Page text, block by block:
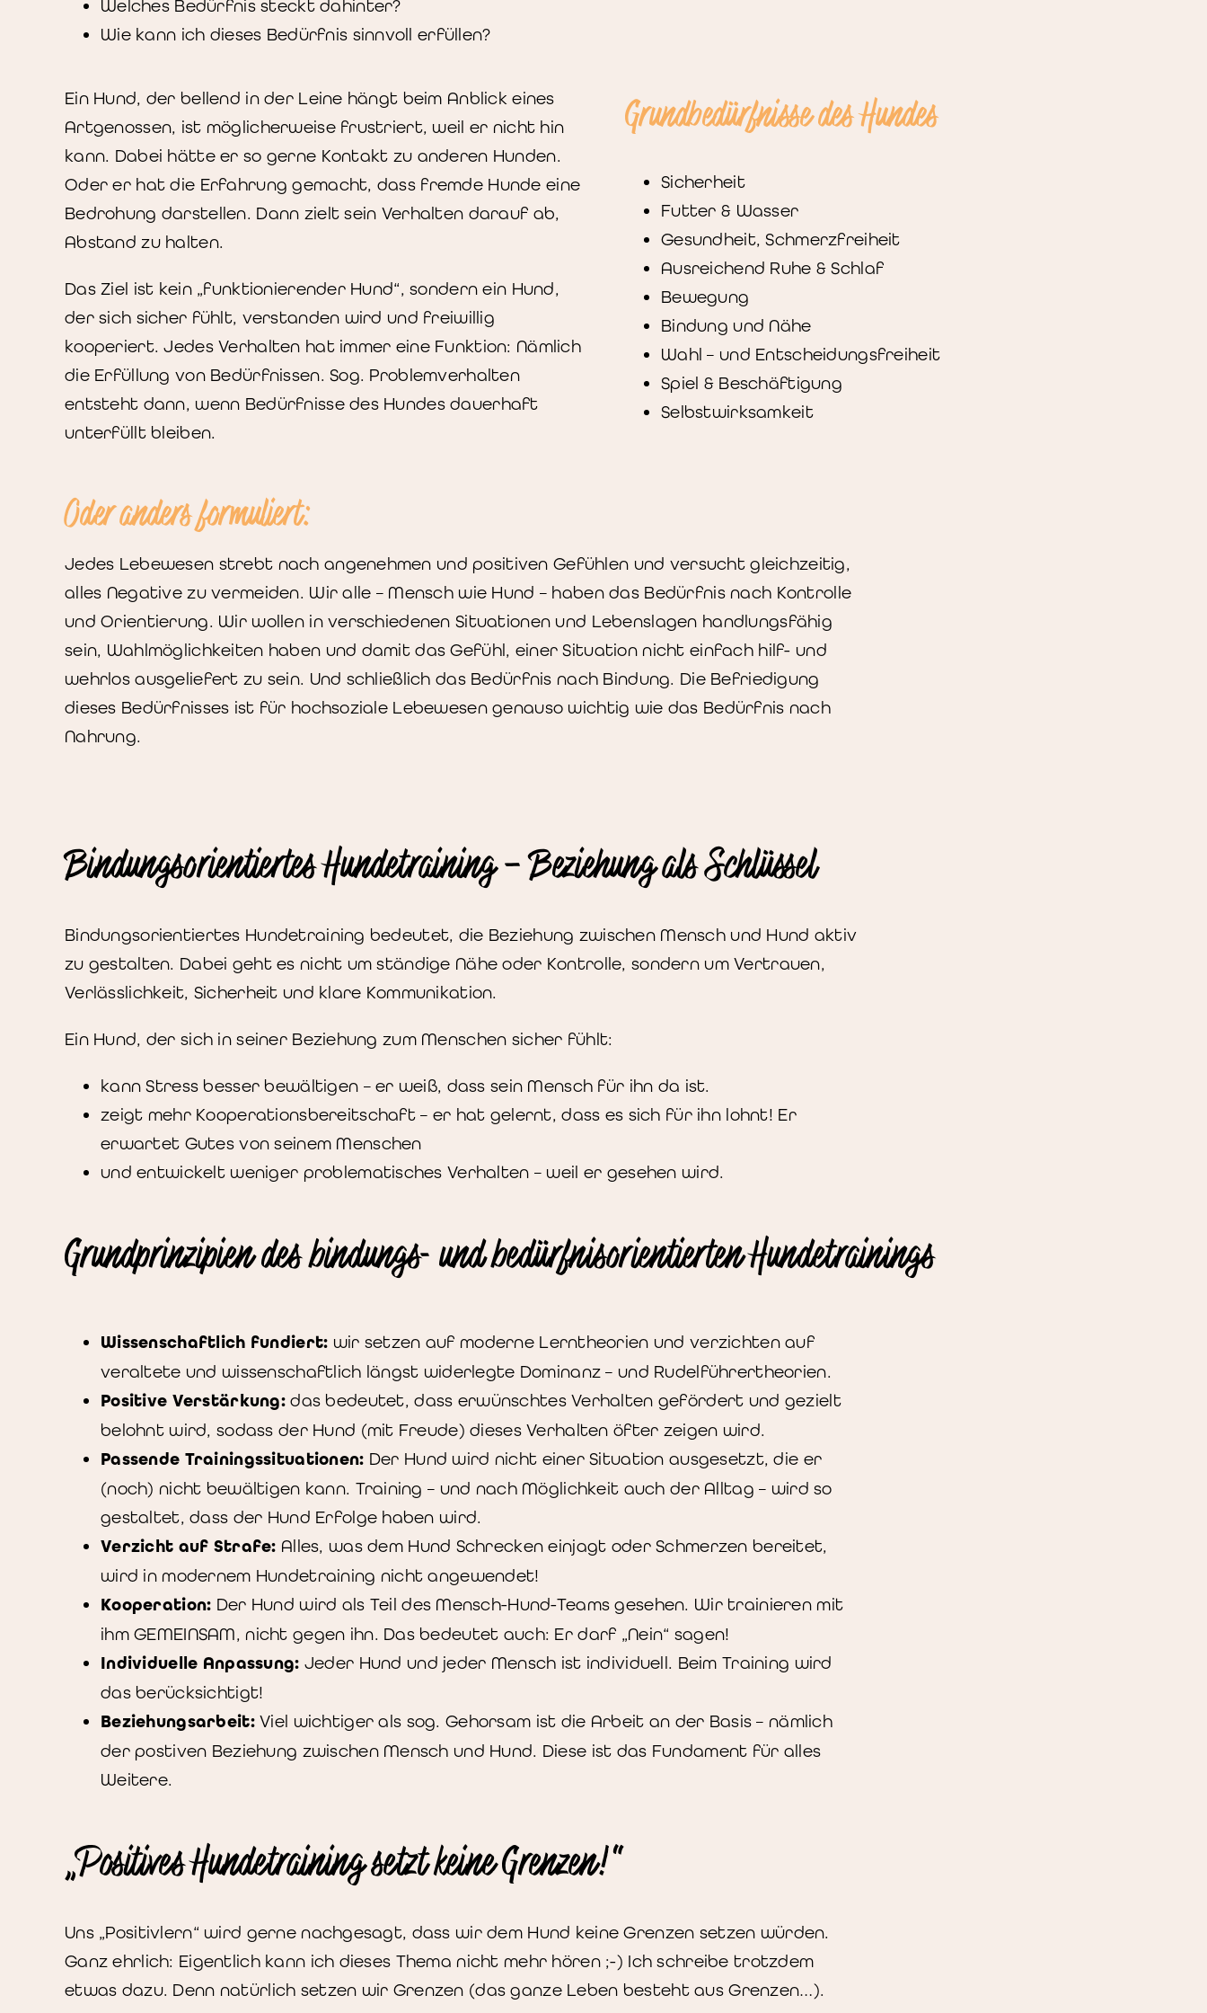
Welches Bedürfnis steckt dahinter?
Wie kann ich dieses Bedürfnis sinnvoll erfüllen?
Ein Hund, der bellend in der Leine hängt beim Anblick eines
Artgenossen, ist möglicherweise frustriert, weil er nicht hin
kann. Dabei hätte er so gerne Kontakt zu anderen Hunden.
Oder er hat die Erfahrung gemacht, dass fremde Hunde eine
Bedrohung darstellen. Dann zielt sein Verhalten darauf ab,
Abstand zu halten.
Das Ziel ist kein „funktionierender Hund“, sondern ein Hund,
der sich sicher fühlt, verstanden wird und freiwillig
kooperiert. Jedes Verhalten hat immer eine Funktion: Nämlich
die Erfüllung von Bedürfnissen. Sog. Problemverhalten
entsteht dann, wenn Bedürfnisse des Hundes dauerhaft
unterfüllt bleiben.
Grundbedürfnisse des Hundes
Sicherheit
Futter & Wasser
Gesundheit, Schmerzfreiheit
Ausreichend Ruhe & Schlaf
Bewegung
Bindung und Nähe
Wahl – und Entscheidungsfreiheit
Spiel & Beschäftigung
Selbstwirksamkeit
Oder anders formuliert:
Jedes Lebewesen strebt nach angenehmen und positiven Gefühlen und versucht gleichzeitig,
alles Negative zu vermeiden. Wir alle – Mensch wie Hund – haben das Bedürfnis nach Kontrolle
und Orientierung. Wir wollen in verschiedenen Situationen und Lebenslagen handlungsfähig
sein, Wahlmöglichkeiten haben und damit das Gefühl, einer Situation nicht einfach hilf- und
wehrlos ausgeliefert zu sein. Und schließlich das Bedürfnis nach Bindung. Die Befriedigung
dieses Bedürfnisses ist für hochsoziale Lebewesen genauso wichtig wie das Bedürfnis nach
Nahrung.
Bindungsorientiertes Hundetraining – Beziehung als Schlüssel
Bindungsorientiertes Hundetraining bedeutet, die Beziehung zwischen Mensch und Hund aktiv
zu gestalten. Dabei geht es nicht um ständige Nähe oder Kontrolle, sondern um Vertrauen,
Verlässlichkeit, Sicherheit und klare Kommunikation.
Ein Hund, der sich in seiner Beziehung zum Menschen sicher fühlt:
kann Stress besser bewältigen – er weiß, dass sein Mensch für ihn da ist.
zeigt mehr Kooperationsbereitschaft – er hat gelernt, dass es sich für ihn lohnt! Er
erwartet Gutes von seinem Menschen
und entwickelt weniger problematisches Verhalten – weil er gesehen wird.
Grundprinzipien des bindungs- und bedürfnisorientierten Hundetrainings
Wissenschaftlich fundiert: wir setzen auf moderne Lerntheorien und verzichten auf
veraltete und wissenschaftlich längst widerlegte Dominanz – und Rudelführertheorien.
Positive Verstärkung:das bedeutet, dass erwünschtes Verhalten gefördert und gezielt
belohnt wird, sodass der Hund (mit Freude) dieses Verhalten öfter zeigen wird.
Passende Trainingssituationen: Der Hund wird nicht einer Situation ausgesetzt, die er
(noch) nicht bewältigen kann. Training – und nach Möglichkeit auch der Alltag – wird so
gestaltet, dass der Hund Erfolge haben wird.
Verzicht auf Strafe: Alles, was dem Hund Schrecken einjagt oder Schmerzen bereitet,
wird in modernem Hundetraining nicht angewendet!
Kooperation: Der Hund wird als Teil des Mensch-Hund-Teams gesehen. Wir trainieren mit
ihm GEMEINSAM, nicht gegen ihn. Das bedeutet auch: Er darf „Nein“ sagen!
Individuelle Anpassung: Jeder Hund und jeder Mensch ist individuell. Beim Training wird
das berücksichtigt!
Beziehungsarbeit:Viel wichtiger als sog. Gehorsam ist die Arbeit an der Basis – nämlich
der postiven Beziehung zwischen Mensch und Hund. Diese ist das Fundament für alles
Weitere.
„Positives Hundetraining setzt keine Grenzen!“
Uns „Positivlern“ wird gerne nachgesagt, dass wir dem Hund keine Grenzen setzen würden.
Ganz ehrlich: Eigentlich kann ich dieses Thema nicht mehr hören ;-) Ich schreibe trotzdem
etwas dazu. Denn natürlich setzen wir Grenzen (das ganze Leben besteht aus Grenzen…).